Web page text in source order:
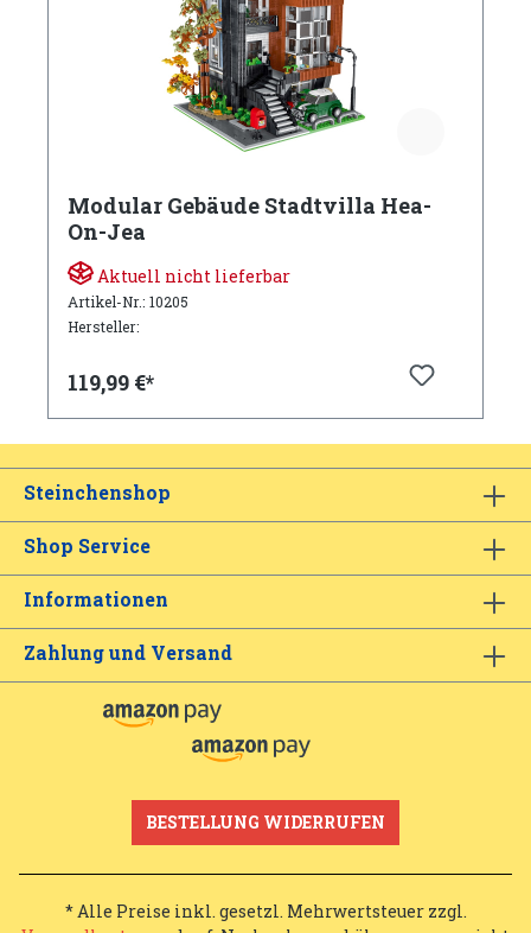
Modular Gebäude Stadtvilla Hea-
On-Jea
Aktuell nicht lieferbar
Artikel-Nr.: 10205
Hersteller:
119,99 €*
Steinchenshop
Shop Service
Informationen
Zahlung und Versand
BESTELLUNG WIDERRUFEN
* Alle Preise inkl. gesetzl. Mehrwertsteuer zzgl.